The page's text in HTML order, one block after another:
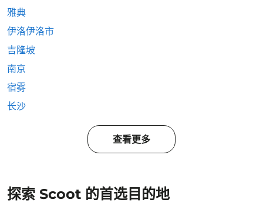
雅典
伊洛伊洛市
吉隆坡
南京
宿雾
长沙
查看更多
探索 Scoot 的首选目的地